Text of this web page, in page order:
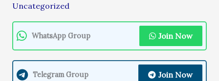
Uncategorized
WhatsApp Group Join Now
Telegram Group Join Now